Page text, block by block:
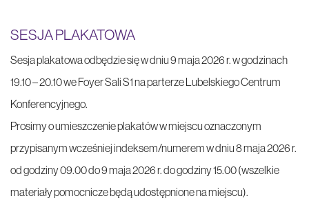
SESJA PLAKATOWA
Sesja plakatowa odbędzie się w dniu 9 maja 2026 r. w godzinach
19.10 – 20.10 we Foyer Sali S1 na parterze Lubelskiego Centrum
Konferencyjnego.
Prosimy o umieszczenie plakatów w miejscu oznaczonym
przypisanym wcześniej indeksem/numerem w dniu 8 maja 2026 r.
od godziny 09.00 do 9 maja 2026 r. do godziny 15.00 (wszelkie
materiały pomocnicze będą udostępnione na miejscu).